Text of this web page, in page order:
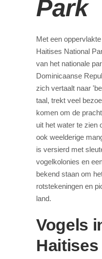
Park
Met een
Haitises National
van het nationale
Dominicaanse
zich vertaalt naar
taal, trekt veel
komen om de
uit het water te zien
ook weelderige
is versierd met
vogelkolonies en
bekend staan om
rotstekeningen en
land.
Vogels